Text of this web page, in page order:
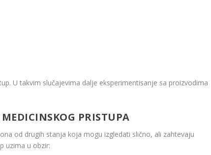
U takvim slučajevima dalje eksperimentisanje sa proizvodima
PRISTUPA
od drugih stanja koja mogu izgledati slično, ali zahtevaju
uzima u obzir: